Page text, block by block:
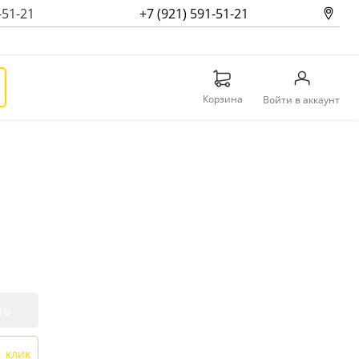
21 +7 (921) 591-51-21
Корзина Войти в аккаунт
клик